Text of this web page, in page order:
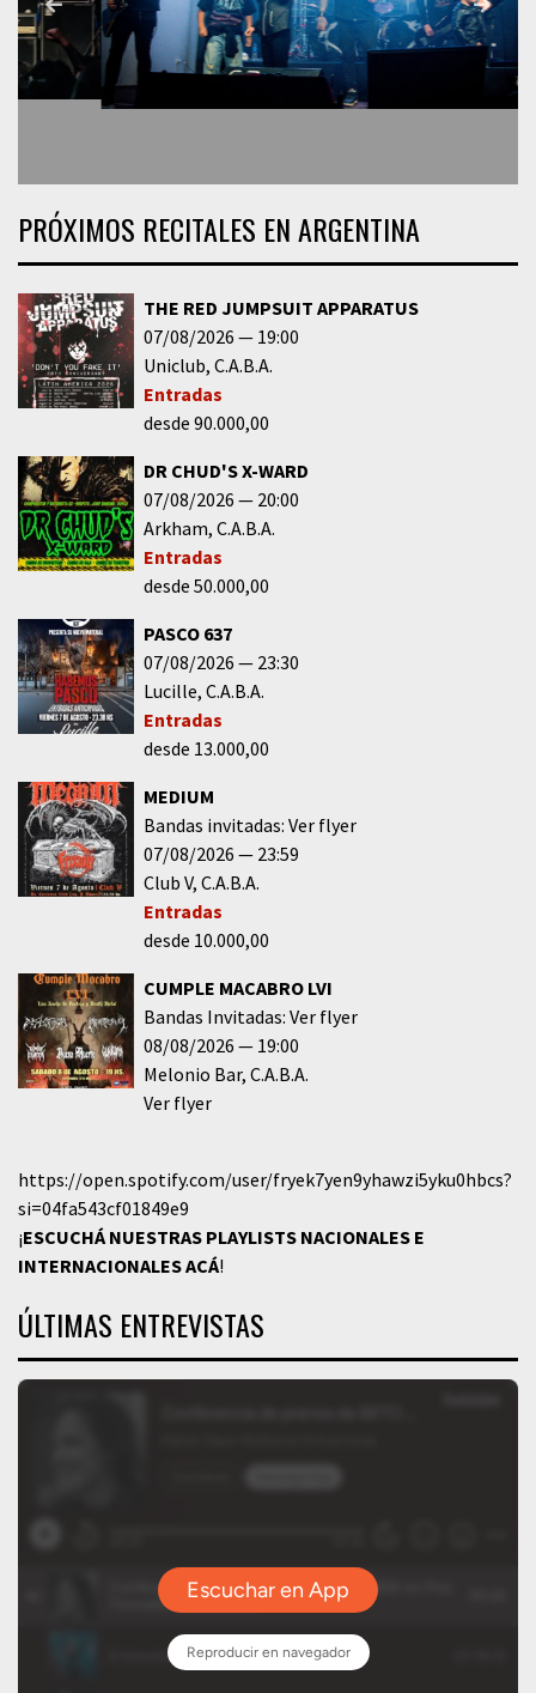
PRÓXIMOS RECITALES EN ARGENTINA
THE RED JUMPSUIT APPARATUS
07/08/2026
19:00
Uniclub C.A.B.A.
Entradas
desde 90.000,00
DR CHUD'S X-WARD
07/08/2026
20:00
Arkham C.A.B.A.
Entradas
desde 50.000,00
PASCO 637
07/08/2026
23:30
Lucille C.A.B.A.
Entradas
desde 13.000,00
MEDIUM
Bandas invitadas: Ver flyer
07/08/2026
23:59
Club V C.A.B.A.
Entradas
desde 10.000,00
CUMPLE MACABRO LVI
Bandas Invitadas: Ver flyer
08/08/2026
19:00
Melonio Bar C.A.B.A.
Ver flyer
https://open.spotify.com/user/fryek7yen9yhawzi5yku0hbcs?
si=04fa543cf01849e9
¡ESCUCHÁ NUESTRAS PLAYLISTS NACIONALES E
INTERNACIONALESACÁ!
ÚLTIMAS ENTREVISTAS